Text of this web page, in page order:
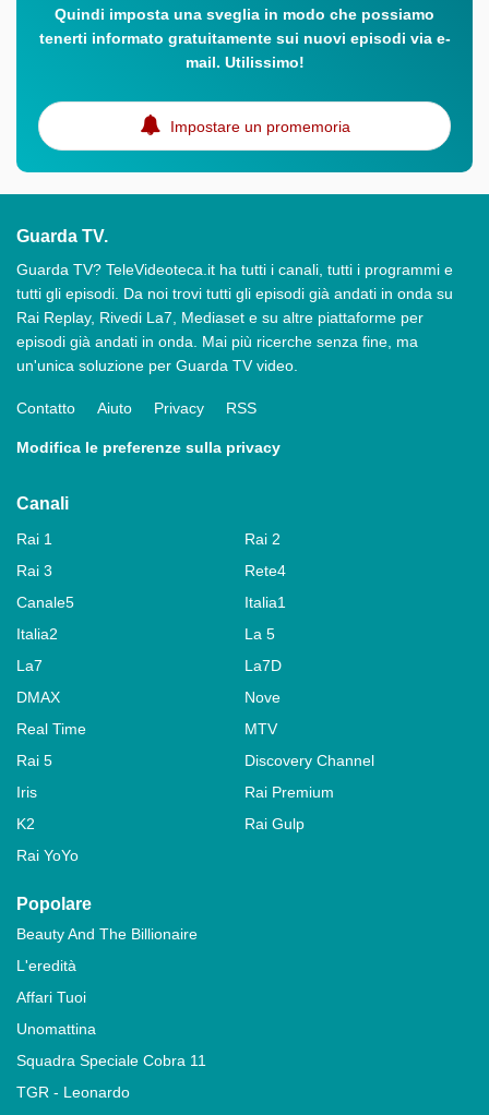
Quindi imposta una sveglia in modo che possiamo
tenerti informato gratuitamente sui nuovi episodi via e-
mail. Utilissimo!
Impostare un promemoria
Guarda TV.
Guarda TV? TeleVideoteca.it ha tutti i canali, tutti i programmi e
tutti gli episodi. Da noi trovi tutti gli episodi già andati in onda su
Rai Replay, Rivedi La7, Mediaset e su altre piattaforme per
episodi già andati in onda. Mai più ricerche senza fine, ma
un'unica soluzione per Guarda TV video.
Contatto Aiuto Privacy RSS
Modifica le preferenze sulla privacy
Canali
Rai 1
Rai 2
Rai 3
Rete4
Canale5
Italia1
Italia2
La 5
La7
La7D
DMAX
Nove
Real Time
MTV
Rai 5
Discovery Channel
Iris
Rai Premium
K2
Rai Gulp
Rai YoYo
Popolare
Beauty And The Billionaire
L'eredità
Affari Tuoi
Unomattina
Squadra Speciale Cobra 11
TGR - Leonardo